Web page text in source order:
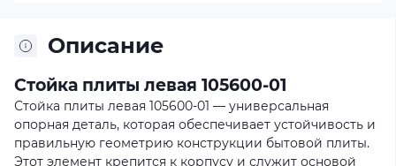
Описание
Стойка плиты левая 105600-01
Стойка плиты левая 105600-01 — универсальная
опорная деталь, которая обеспечивает устойчивость и
правильную геометрию конструкции бытовой плиты.
Этот элемент крепится к корпусу и служит основой